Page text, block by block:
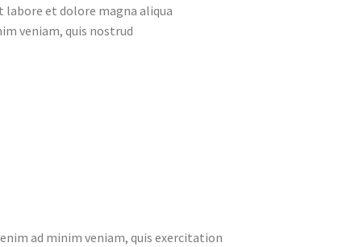
labore et dolore magna aliqua
veniam, quis nostrud
ad minim veniam, quis exercitation